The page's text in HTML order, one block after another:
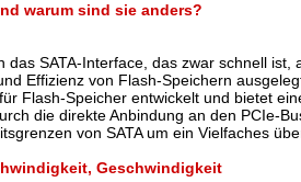
warum sind sie anders?
das SATA-Interface, das zwar schnell ist,
Effizienz von Flash-Speichern
Flash-Speicher entwickelt und bietet
die direkte Anbindung an den PCIe-
von SATA um ein Vielfaches
Geschwindigkeit